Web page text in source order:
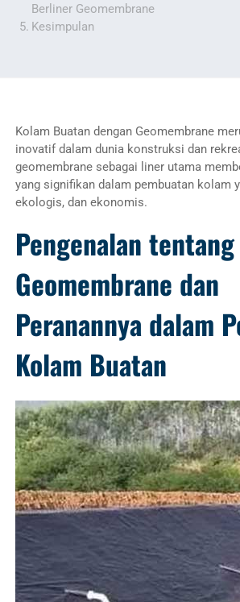
Berliner Geomembrane
Kesimpulan
Kolam Buatan dengan Geomembrane
inovatif dalam dunia konstruksi dan
geomembrane sebagai liner utama
yang signifikan dalam pembuatan kolam
ekologis, dan ekonomis.
Pengenalan tentang
Geomembrane dan
Peranannya dalam
Kolam Buatan